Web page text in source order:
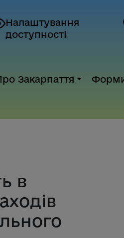
Налаштування
доступності
Закарпаття
в